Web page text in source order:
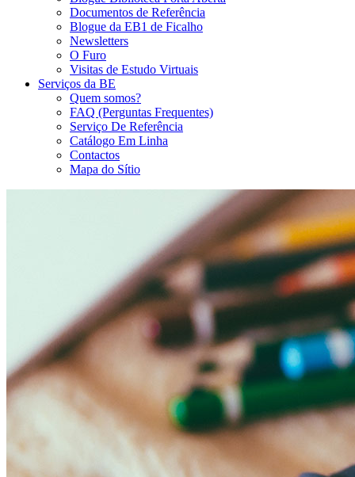
Documentos de Referência
Blogue da EB1 de Ficalho
Newsletters
O Furo
Visitas de Estudo Virtuais
Serviços da BE
Quem somos?
FAQ (Perguntas Frequentes)
Serviço De Referência
Catálogo Em Linha
Contactos
Mapa do Sítio